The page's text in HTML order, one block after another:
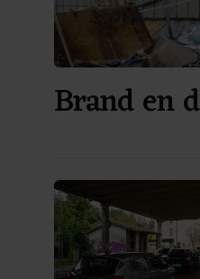
Brand en